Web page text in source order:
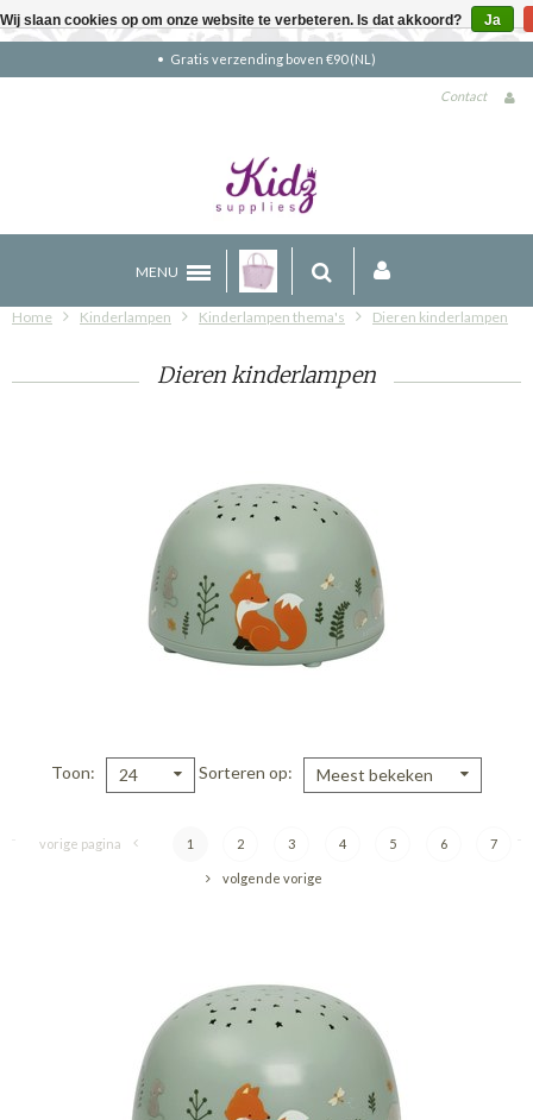
Gratis verzending boven €90 (NL)
Contact
MENU
Home Kinderlampen Kinderlampen thema's Dieren kinderlampen
Dieren kinderlampen
Toon 24 Sorteren op Meest bekeken
vorige pagina 1 2 3 4 5 6 7
volgende vorige
Wij slaan cookies op om onze website te verbeteren. Is dat akkoord? Ja